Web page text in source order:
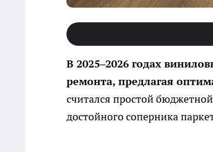
В 2025–2026 годах
ремонта, предлагая
считался простой
достойного соперника